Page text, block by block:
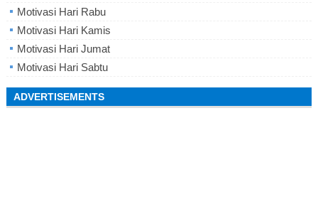
Motivasi Hari Rabu
Motivasi Hari Kamis
Motivasi Hari Jumat
Motivasi Hari Sabtu
ADVERTISEMENTS